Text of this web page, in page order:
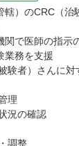
）のCRC（治
関で医師の指示
業務を支援
験者）さんに
理
況の確認
調整